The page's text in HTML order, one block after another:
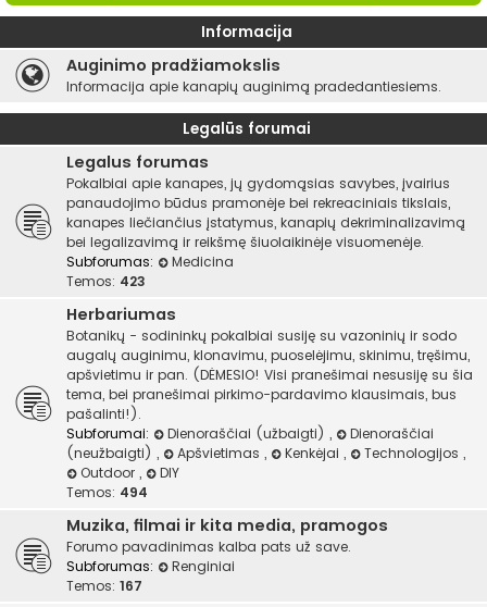
Informacija
Auginimo pradžiamokslis
Informacija apie kanapių auginimą pradedantiesiems.
Legalūs forumai
Legalus forumas
Pokalbiai apie kanapes, jų gydomąsias savybes, įvairius
panaudojimo būdus pramonėje bei rekreaciniais tikslais,
kanapes liečiančius įstatymus, kanapių dekriminalizavimą
bei legalizavimą ir reikšmę šiuolaikinėje visuomenėje.
Subforumas:
Medicina
Temos: 423
Herbariumas
Botanikų - sodininkų pokalbiai susiję su vazoninių ir sodo
augalų auginimu, klonavimu, puoselėjimu, skinimu, tręšimu,
apšvietimu ir pan. (DĖMESIO! Visi pranešimai nesusiję su šia
tema, bei pranešimai pirkimo-pardavimo klausimais, bus
pašalinti!).
Subforumai:
Dienoraščiai (užbaigti) ,
Dienoraščiai
(neužbaigti) , Apšvietimas , Kenkėjai , Technologijos ,
Outdoor ,
DIY
Temos: 494
Muzika, filmai ir kita media, pramogos
Forumo pavadinimas kalba pats už save.
Subforumas:
Renginiai
Temos: 167